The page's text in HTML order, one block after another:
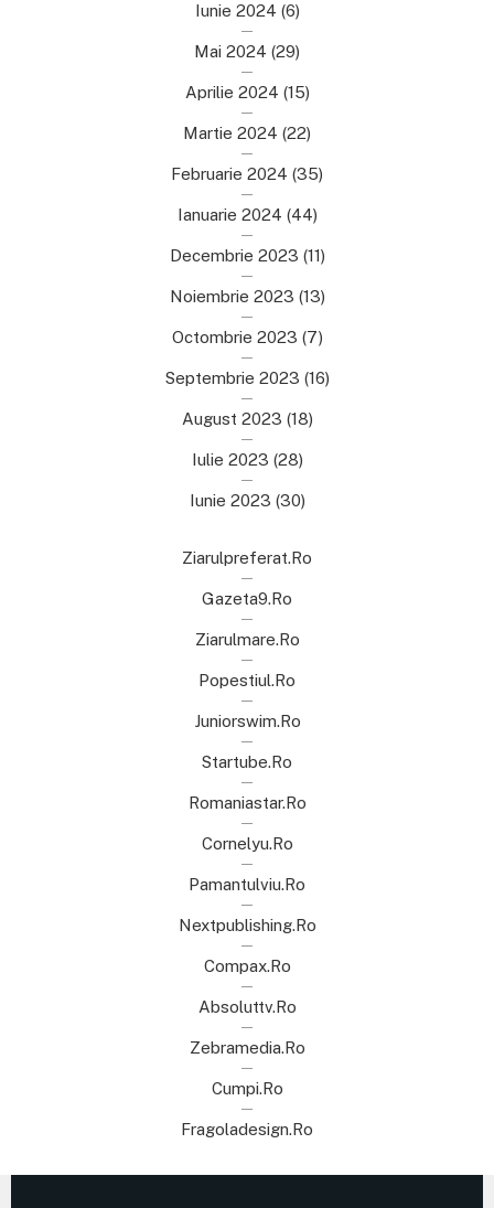
Iunie 2024 (6)
Mai 2024 (29)
Aprilie 2024 (15)
Martie 2024 (22)
Februarie 2024 (35)
Ianuarie 2024 (44)
Decembrie 2023 (11)
Noiembrie 2023 (13)
Octombrie 2023 (7)
Septembrie 2023 (16)
August 2023 (18)
Iulie 2023 (28)
Iunie 2023 (30)
Ziarulpreferat.ro
Gazeta9.ro
Ziarulmare.ro
Popestiul.ro
Juniorswim.ro
Startube.ro
Romaniastar.ro
Cornelyu.ro
Pamantulviu.ro
Nextpublishing.ro
Compax.ro
Absoluttv.ro
Zebramedia.ro
Cumpi.ro
Fragoladesign.ro